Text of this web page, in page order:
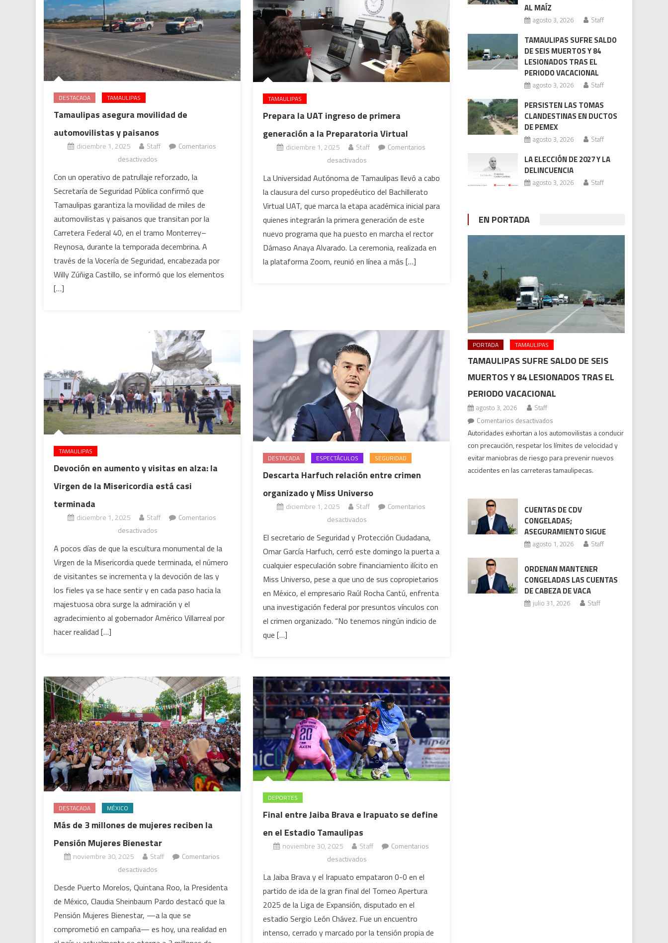
DESTACADA TAMAULIPAS
Tamaulipas asegura movilidad de
automovilistas y paisanos
diciembre 1, 2025 Staff
Comentarios
desactivados
asegura
movilidad
de
automovilistas
y
paisanos
Con un operativo de patrullaje reforzado, la
Secretaría de Seguridad Pública confirmó que
Tamaulipas garantiza la movilidad de miles de
automovilistas y paisanos que transitan por la
Carretera Federal 40, en el tramo Monterrey–
Reynosa, durante la temporada decembrina. A
través de la Vocería de Seguridad, encabezada por
Willy Zúñiga Castillo, se informó que los elementos
[…]
TAMAULIPAS
Prepara la UAT ingreso de primera
generación a la Preparatoria Virtual
diciembre 1, 2025 Staff
Comentarios
desactivados
la
UAT
ingreso
de
primera
generación
a
La Universidad Autónoma de Tamaulipas llevó a cabo
la clausura del curso propedéutico del Bachillerato
Virtual UAT, que marca la etapa académica inicial para
quienes integrarán la primera generación de este
nuevo programa que ha puesto en marcha el rector
Dámaso Anaya Alvarado. La ceremonia, realizada en
la plataforma Zoom, reunió en línea a más […]
TAMAULIPAS
Devoción en aumento y visitas en alza: la
Virgen de la Misericordia está casi
terminada
diciembre 1, 2025 Staff
Comentarios
desactivados
en
aumento
y
visitas
en
alza:
Misericordia
está
casi
terminada
A pocos días de que la escultura monumental de la
Virgen de la Misericordia quede terminada, el número
de visitantes se incrementa y la devoción de las y
los fieles ya se hace sentir y en cada paso hacia la
majestuosa obra surge la admiración y el
agradecimiento al gobernador Américo Villarreal por
hacer realidad […]
DESTACADA ESPECTÁCULOS SEGURIDAD
Descarta Harfuch relación entre crimen
organizado y Miss Universo
diciembre 1, 2025 Staff
Comentarios
desactivados
Harfuch
relación
entre
crimen
organizado
y
Miss
El secretario de Seguridad y Protección Ciudadana,
Omar García Harfuch, cerró este domingo la puerta a
cualquier especulación sobre financiamiento ilícito en
Miss Universo, pese a que uno de sus copropietarios
en México, el empresario Raúl Rocha Cantú, enfrenta
una investigación federal por presuntos vínculos con
el crimen organizado. “No tenemos ningún indicio de
que […]
DESTACADA MÉXICO
Más de 3 millones de mujeres reciben la
Pensión Mujeres Bienestar
noviembre 30, 2025 Staff
Comentarios
desactivados
de
3
millones
de
Desde Puerto Morelos, Quintana Roo, la Presidenta
de México, Claudia Sheinbaum Pardo destacó que la
Pensión Mujeres Bienestar, —a la que se
comprometió en campaña— es hoy, una realidad en
DEPORTES
Final entre Jaiba Brava e Irapuato se define
en el Estadio Tamaulipas
noviembre 30, 2025 Staff
Comentarios
desactivados
entre
Jaiba
Brava
e
Irapuato
La Jaiba Brava y el Irapuato empataron 0-0 en el
partido de ida de la gran final del Torneo Apertura
2025 de la Liga de Expansión, disputado en el
estadio Sergio León Chávez. Fue un encuentro
intenso, cerrado y marcado por la tensión propia de
AL MAÍZ
agosto 3, 2026 Staff
TAMAULIPAS SUFRE SALDO
DE SEIS MUERTOS Y 84
LESIONADOS TRAS EL
PERIODO VACACIONAL
agosto 3, 2026 Staff
PERSISTEN LAS TOMAS
CLANDESTINAS EN DUCTOS
DE PEMEX
agosto 3, 2026 Staff
LA ELECCIÓN DE 2027 Y LA
DELINCUENCIA
agosto 3, 2026 Staff
EN PORTADA
PORTADA TAMAULIPAS
TAMAULIPAS SUFRE SALDO DE SEIS
MUERTOS Y 84 LESIONADOS TRAS EL
PERIODO VACACIONAL
agosto 3, 2026
Staff
Comentarios desactivados
Tamaulipas
sufre
saldo
de
84
lesionados
tras
el
vacacional
Autoridades exhortan a los automovilistas a conducir
con precaución, respetar los límites de velocidad y
evitar maniobras de riesgo para prevenir nuevos
accidentes en las carreteras tamaulipecas.
CUENTAS DE CDV
CONGELADAS;
ASEGURAMIENTO SIGUE
agosto 1, 2026 Staff
ORDENAN MANTENER
CONGELADAS LAS CUENTAS
DE CABEZA DE VACA
julio 31, 2026 Staff